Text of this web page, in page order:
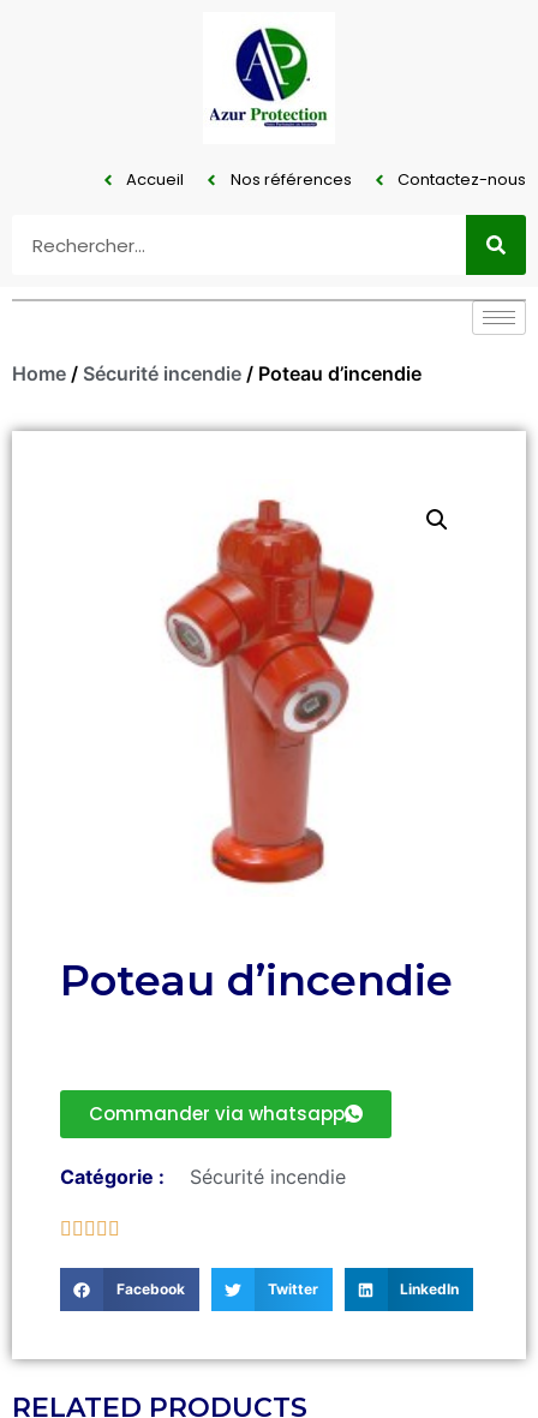
Accueil Nos références Contactez-nous
Home / Sécurité incendie / Poteau d’incendie
Poteau d’incendie
Commander via whatsapp
Catégorie : Sécurité incendie
    
Facebook Twitter LinkedIn
RELATED PRODUCTS